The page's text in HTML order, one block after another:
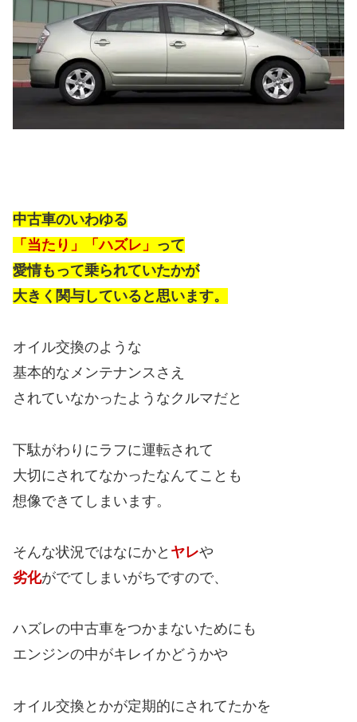
中古車のいわゆる
「当たり」「ハズレ」 って
愛情もって乗られていたかが
大きく関与していると思います。
オイル交換のような
基本的なメンテナンスさえ
されていなかったようなクルマだと
下駄がわりにラフに運転されて
大切にされてなかったなんてことも
想像できてしまいます。
そんな状況ではなにかと ヤレや
劣化がでてしまいがちですので、
ハズレの中古車をつかまないためにも
エンジンの中がキレイかどうかや
オイル交換とかが定期的にされてたかを